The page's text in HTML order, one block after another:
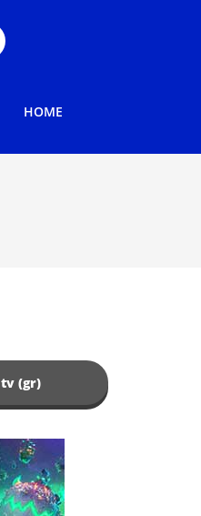
HOME
tv (gr)